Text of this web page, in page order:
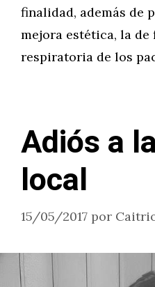
finalidad, además de
mejora estética, la
respiratoria de los
Adiós a
local
15/05/2017 por